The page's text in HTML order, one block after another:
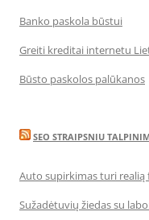
Banko paskola būstui
Greiti kreditai internetu
Būsto paskolos palūkanos
SEO STRAIPSNIU
Auto supirkimas turi realią
Sužadėtuvių žiedas su